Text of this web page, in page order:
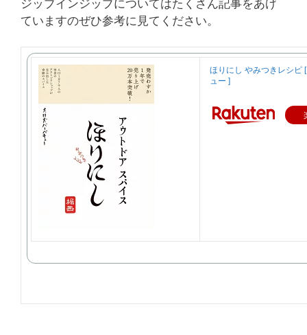
ジップインジップについてはたくさん記事をあげ
ていますのぜひ参考に見てください。
ほりにし やみつきレシピ
ュー ]